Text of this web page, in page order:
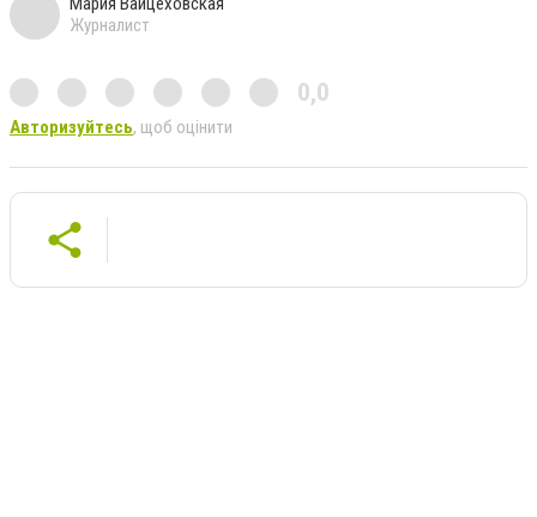
Журналист
0,0
Авторизуйтесь, щоб оцінити